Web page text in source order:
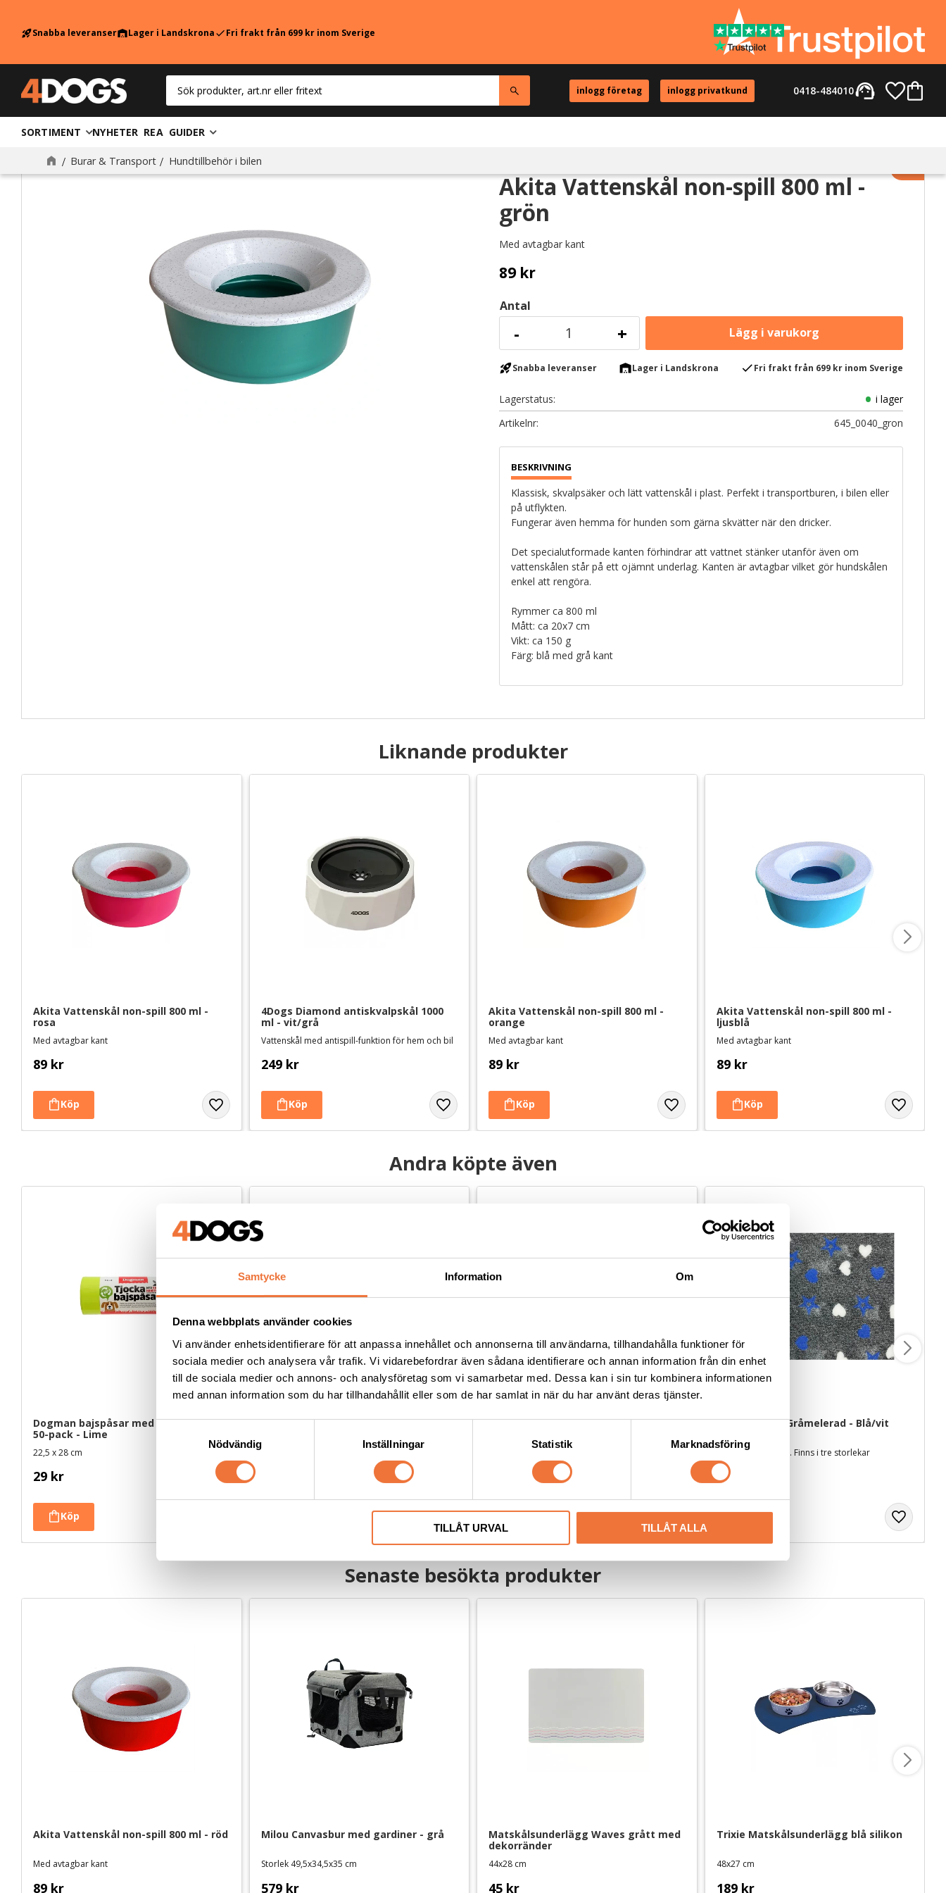
Samtycke Information Om
Denna webbplats använder cookies
Vi använder enhetsidentifierare för att anpassa innehållet och annonserna till användarna, tillhandahålla funktioner för
sociala medier och analysera vår trafik. Vi vidarebefordrar även sådana identifierare och annan information från din enhet
till de sociala medier och annons- och analysföretag som vi samarbetar med. Dessa kan i sin tur kombinera informationen
med annan information som du har tillhandahållit eller som de har samlat in när du har använt deras tjänster.
e
s
a
Nödvändig Inställningar Statistik Marknadsföring
TILLÅT URVAL TILLÅT ALLA
rocket_launchSnabba leveranserwarehouseLager i LandskronacheckFri frakt från 699 kr inom Sverige
inlogg företag inlogg privatkund support_agent
0418-484010
SORTIMENT NYHETER REA GUIDER
Burar & Transport Hundtillbehör i bilen
Akita Vattenskål non-spill 800 ml -
grön
Med avtagbar kant
89kr
Antal
+
-
Lägg
rocket_launchSnabba leveranser warehouseLager i Landskrona checkFri frakt från 699 kr inom Sverige
Lagerstatus
i lager
Artikelnr
645_0040_gron
Klassisk, skvalpsäker och lätt vattenskål i plast. Perfekt i transportburen, i bilen eller
på utflykten.
Fungerar även hemma för hunden som gärna skvätter när den dricker.
Det specialutformade kanten förhindrar att vattnet stänker utanför även om
vattenskålen står på ett ojämnt underlag. Kanten är avtagbar vilket gör hundskålen
enkel att rengöra.
Rymmer ca 800 ml
Mått: ca 20x7 cm
Vikt: ca 150 g
Färg: blå med grå kant
Liknande produkter
Akita Vattenskål non-spill 800 ml -
rosa
Med avtagbar kant
89 kr
4Dogs Diamond antiskvalpskål 1000
ml - vit/grå
Vattenskål med antispill-funktion för hem och bil
249 kr
Akita Vattenskål non-spill 800 ml -
orange
Med avtagbar kant
89 kr
Akita Vattenskål non-spill 800 ml -
ljusblå
Med avtagbar kant
89 kr
Andra köpte även
Dogman bajspåsar med knythandtag
50-pack - Lime
22,5 x 28 cm
29 kr
Dogman bajspåsar med knythandtag
22,5 x 28 cm
Vetbed Retro - Grå/svart/vit Vetbed Sirius Gråmelerad - Blå/vit
Tjocklek ca 28 mm. Finns i tre storlekar
119
Senaste besökta produkter
Akita Vattenskål non-spill 800 ml - röd
Med avtagbar kant
89 kr
Milou Canvasbur med gardiner - grå
Storlek 49,5x34,5x35 cm
579 kr
Matskålsunderlägg Waves grått med
dekorränder
44x28 cm
45 kr
Trixie Matskålsunderlägg blå silikon
48x27 cm
189 kr